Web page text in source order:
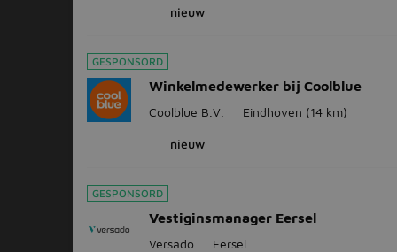
nieuw
GESPONSORD
Winkelmedewerker bij Coolblue
Coolblue B.V. Eindhoven (14 km)
nieuw
GESPONSORD
Vestiginsmanager Eersel
Versado Eersel